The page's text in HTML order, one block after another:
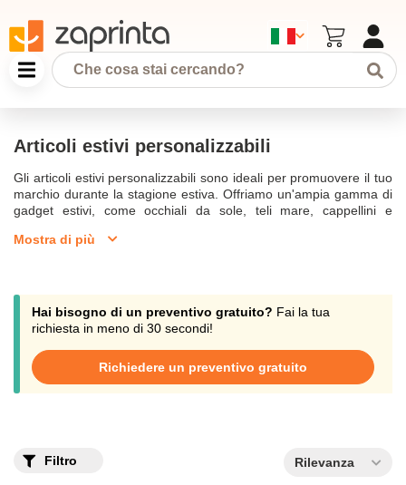
Articoli estivi personalizzabili
Gli articoli estivi personalizzabili sono ideali per promuovere il tuo
marchio durante la stagione estiva. Offriamo un'ampia gamma di
gadget estivi, come occhiali da sole, teli mare, cappellini e
promozionali o come regali aziendali, questi articoli estivi
Mostra di più
Hai bisogno di un preventivo gratuito? Fai la tua
richiesta in meno di 30 secondi!
Richiedere un preventivo gratuito
Filtro Rilevanza